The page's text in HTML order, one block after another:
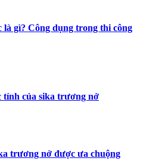
là gì? Công dụng trong thi công
tính của sika trương nở
trương nở được ưa chuộng